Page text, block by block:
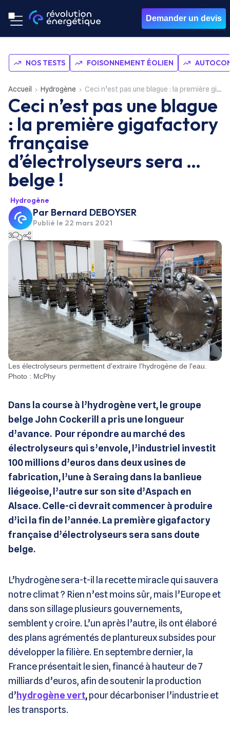
Demander un devis
NOS TESTS FOISONNEMENT ÉOLIEN
Accueil Hydrogène Ceci n’est pas une blague : la première gigafactory française d’électrolyseurs sera … belge !
Ceci n’est pas une blague
: la première gigafactory
française
d’électrolyseurs sera …
belge !
Hydrogène
Par Bernard DEBOYSER
Publié le 22 mars 2021
3
Les électrolyseurs permettent d'extraire l'hydrogène de l'eau.
Photo : McPhy
Dans la course à l’hydrogène vert, le groupe
belge John Cockerill a pris une longueur
d’avance. Pour répondre au marché des
électrolyseurs qui s’envole, l’industriel investit
100 millions d’euros dans deux usines de
fabrication, l’une à Seraing dans la banlieue
liégeoise, l’autre sur son site d’Aspach en
Alsace. Celle-ci devrait commencer à produire
d’ici la fin de l’année. La première gigafactory
française d’électrolyseurs sera sans doute
belge.
L’hydrogène sera-t-il la recette miracle qui sauvera
notre climat ? Rien n’est moins sûr, mais l’Europe et
dans son sillage plusieurs gouvernements,
semblent y croire. L’un après l’autre, ils ont élaboré
des plans agrémentés de plantureux subsides pour
développer la filière. En septembre dernier, la
France présentait le sien, financé à hauteur de 7
milliards d’euros, afin de soutenir la production
d’hydrogène vert,pour décarboniser l’industrie et
les transports.